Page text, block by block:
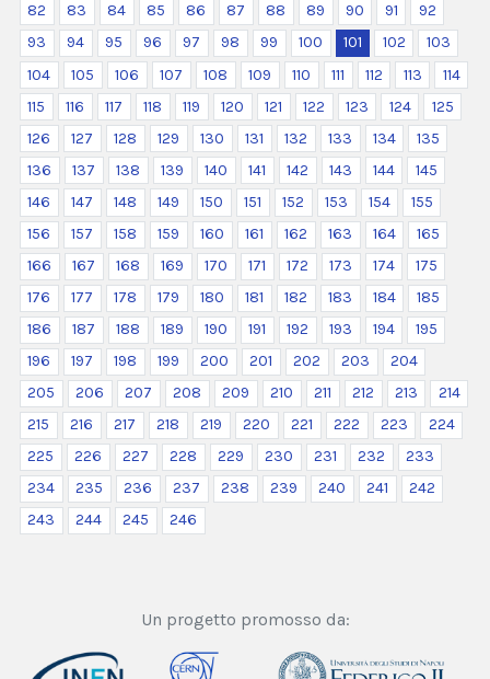
82
83 84 85 86 87 88 89 90 91
92
93
94 95 96 97 98 99 100 101 102
103
104
105 106 107 108 109 110 111 112 113
114
115
116 117 118 119 120 121 122 123 124
125
126
127 128 129 130 131 132 133 134
135
136
137 138 139 140 141 142 143 144
145
146
147 148 149 150 151 152 153 154
155
156
157 158 159 160 161 162 163 164
165
166
167 168 169 170 171 172 173 174
175
176
177 178 179 180 181 182 183 184
185
186
187 188 189 190 191 192 193 194
195
196
197 198 199 200 201 202 203
204
205
206 207 208 209 210 211 212 213
214
215
216 217 218 219 220 221 222 223
224
225
226 227 228 229 230 231 232
233
234
235 236 237 238 239 240 241
242
243
244 245 246
Un progetto promosso da: